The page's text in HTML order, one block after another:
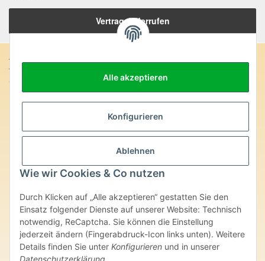
Alle akzeptieren
Konfigurieren
Ablehnen
Wie wir Cookies & Co nutzen
Durch Klicken auf „Alle akzeptieren“ gestatten Sie den
Einsatz folgender Dienste auf unserer Website: Technisch
notwendig, ReCaptcha. Sie können die Einstellung
jederzeit ändern (Fingerabdruck-Icon links unten). Weitere
Details finden Sie unter Konfigurieren und in unserer
Datenschutzerklärung
Vertrag widerrufen
Anschrift:
SteinZeitOase
Frau Karin Philippin
Uhlandstr. 7
Heilversprechen:
Edelsteine und Mineralien werden im esoterischen Bereich
besondere Kräfte und Eigenschaften zugeordnet. Wir weisen
ausdrücklich darauf hin, dass alle gemachten Aussagen bzgl.
Produkte im Internet, Prospekten oder dem Vertragspartner
überlassenen Unterlagen bisher weder medizinisch anerkannt oder
wissenschaftlich nachweisbar sind. Die gemachten Angaben
beruhen ausschließlich auf Überlieferungen und langjähriger
Erfahrung. Unsere Produkte ersetzen nie den Besuch beim Arzt
oder Heilpraktiker und sind auch kein Medikamentenersatz. Auch